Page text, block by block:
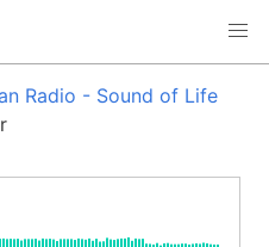
Radio - Sound of Life